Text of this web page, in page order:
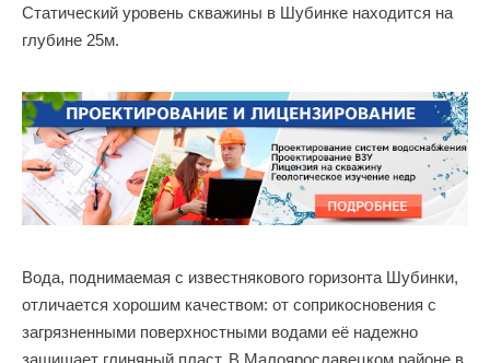
Статический уровень скважины в Шубинке находится на
глубине 25м.
Вода, поднимаемая с известнякового горизонта Шубинки,
отличается хорошим качеством: от соприкосновения с
загрязненными поверхностными водами её надежно
защищает глиняный пласт. В Малоярославецком районе в